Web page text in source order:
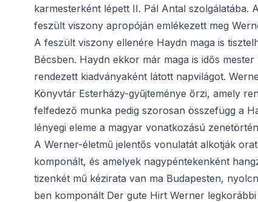
karmesterként lépett II. Pál Antal szolgálatába.
feszült viszony apropóján emlékezett meg
A feszült viszony ellenére Haydn maga is
Bécsben. Haydn ekkor már maga is idős
rendezett kiadványaként látott napvilágot.
Könyvtár Esterházy-gyűjteménye őrzi, amely
felfedező munka pedig szorosan összefügg a
lényegi eleme a magyar vonatkozású
A Werner-életmű jelentős vonulatát alkotják
komponált, és amelyek nagypéntekenként
tizenkét mű kézirata van ma Budapesten,
ben komponált Der gute Hirt Werner